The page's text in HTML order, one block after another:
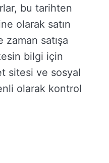
bu tarihten
olarak satın
satışa
bilgi için
sitesi ve sosyal
olarak kontrol